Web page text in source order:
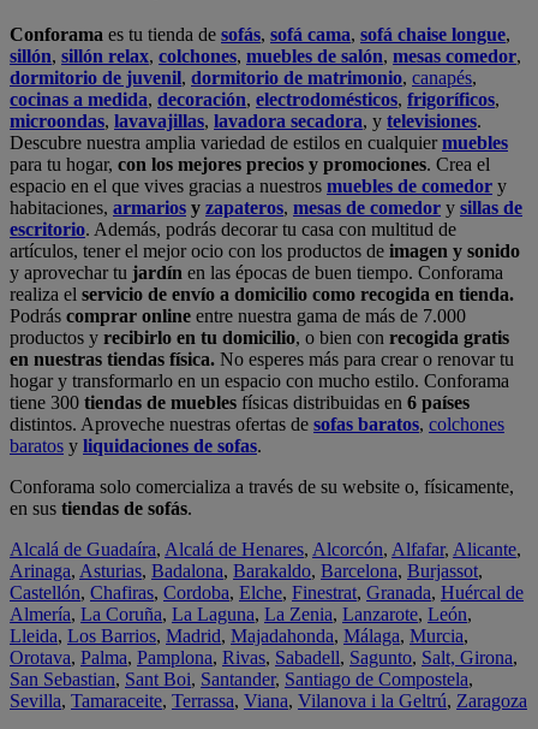
Conforama es tu tienda de sofás, sofá cama, sofá chaise longue,
sillón, sillón relax, colchones, muebles de salón, mesas comedor,
dormitorio de juvenil, dormitorio de matrimonio, canapés,
cocinas a medida, decoración, electrodomésticos, frigoríficos,
microondas, lavavajillas, lavadora secadora, y televisiones.
Descubre nuestra amplia variedad de estilos en cualquiermuebles
para tu hogar, con los mejores precios y promociones. Crea el
espacio en el que vives gracias a nuestros muebles de comedor y
habitaciones, armarios y zapateros, mesas de comedor y sillas de
escritorio. Además, podrás decorar tu casa con multitud de
artículos, tener el mejor ocio con los productos de imagen y sonido
y aprovechar tu jardín en las épocas de buen tiempo. Conforama
realiza el servicio de envío a domicilio como recogida en tienda.
Podrás comprar online entre nuestra gama de más de 7.000
productos y recibirlo en tu domicilio, o bien con recogida gratis
en nuestras tiendas física. No esperes más para crear o renovar tu
hogar y transformarlo en un espacio con mucho estilo. Conforama
tiene 300 tiendas de muebles físicas distribuidas en 6 países
distintos. Aproveche nuestras ofertas de sofas baratos, colchones
baratos y liquidaciones de sofas.
Conforama solo comercializa a través de su website o, físicamente,
en sus tiendas de sofás.
Alcalá de Guadaíra, Alcalá de Henares, Alcorcón, Alfafar, Alicante,
Arinaga, Asturias, Badalona, Barakaldo, Barcelona, Burjassot,
Castellón, Chafiras, Cordoba, Elche, Finestrat, Granada, Huércal de
Almería, La Coruña, La Laguna, La Zenia, Lanzarote, León,
Lleida, Los Barrios, Madrid, Majadahonda, Málaga, Murcia,
Orotava, Palma, Pamplona, Rivas, Sabadell, Sagunto, Salt, Girona,
San Sebastian, Sant Boi, Santander, Santiago de Compostela,
Sevilla, Tamaraceite, Terrassa, Viana, Vilanova i la Geltrú, Zaragoza